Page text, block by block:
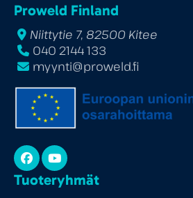
Proweld Finland
Niittytie 7, 82500 Kitee
040 2144 133
myynti@proweld.fi
Facebook
YouTube
Tuoteryhmät